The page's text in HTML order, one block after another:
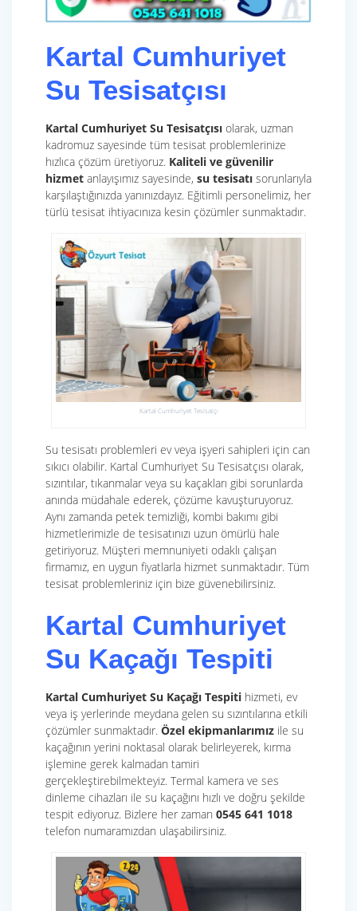
Kartal Cumhuriyet
Su Tesisatçısı
Kartal Cumhuriyet Su Tesisatçısı olarak, uzman
kadromuz sayesinde tüm tesisat problemlerinize
hızlıca çözüm üretiyoruz. Kaliteli ve güvenilir
hizmet anlayışımız sayesinde, su tesisatı sorunlarıyla
karşılaştığınızda yanınızdayız. Eğitimli personelimiz, her
türlü tesisat ihtiyacınıza kesin çözümler sunmaktadır.
Kartal Cumhuriyet Tesisatçı
Su tesisatı problemleri ev veya işyeri sahipleri için can
sıkıcı olabilir. Kartal Cumhuriyet Su Tesisatçısı olarak,
sızıntılar, tıkanmalar veya su kaçakları gibi sorunlarda
anında müdahale ederek, çözüme kavuşturuyoruz.
Aynı zamanda petek temizliği, kombi bakımı gibi
hizmetlerimizle de tesisatınızı uzun ömürlü hale
getiriyoruz. Müşteri memnuniyeti odaklı çalışan
firmamız, en uygun fiyatlarla hizmet sunmaktadır. Tüm
tesisat problemleriniz için bize güvenebilirsiniz.
Kartal Cumhuriyet
Su Kaçağı Tespiti
Kartal Cumhuriyet Su Kaçağı Tespiti hizmeti, ev
veya iş yerlerinde meydana gelen su sızıntılarına etkili
çözümler sunmaktadır. Özel ekipmanlarımız ile su
kaçağının yerini noktasal olarak belirleyerek, kırma
işlemine gerek kalmadan tamiri
gerçekleştirebilmekteyiz. Termal kamera ve ses
dinleme cihazları ile su kaçağını hızlı ve doğru şekilde
tespit ediyoruz. Bizlere her zaman 0545 641 1018
telefon numaramızdan ulaşabilirsiniz.